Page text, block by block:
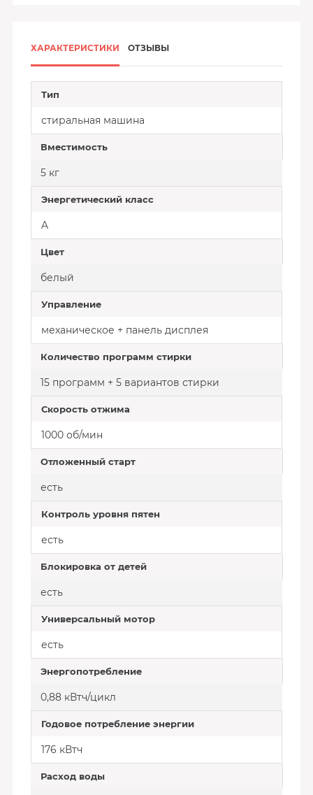
ХАРАКТЕРИСТИКИ ОТЗЫВЫ
Тип
стиральная машина
Вместимость
5 кг
Энергетический класс
A
Цвет
белый
Управление
механическое + панель дисплея
Количество программ стирки
15 программ + 5 вариантов стирки
Скорость отжима
1000 об/мин
Отложенный старт
есть
Контроль уровня пятен
есть
Блокировка от детей
есть
Универсальный мотор
есть
Энергопотребление
0,88 кВтч/цикл
Годовое потребление энергии
176 кВтч
Расход воды